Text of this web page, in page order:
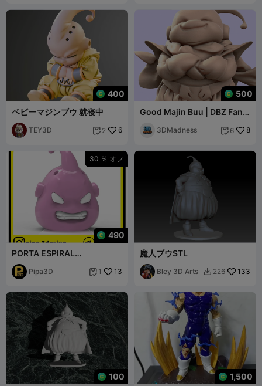
400
ベビーマジンブウ 就寝中
TEY3D  2 6
500
Good Majin Buu | DBZ Fan
3DMadness  6 8
30 ％ オフ
490
PORTA ESPIRAL
MOSQUITOS DE MAJIN
BOO - INCIENSOS
Pipa3D  1 13
魔人ブウSTL
Bley 3D Arts  226 133
100
1,500